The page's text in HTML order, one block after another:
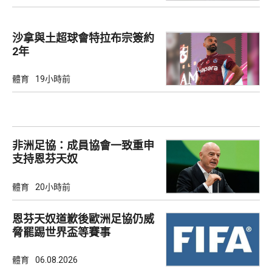
沙拿與土超球會特拉布宗簽約
2年
體育 19小時前
非洲足協：成員協會一致重申
支持恩芬天奴
體育 20小時前
恩芬天奴道歉後歐洲足協仍威
脅罷踢世界盃等賽事
體育 06.08.2026